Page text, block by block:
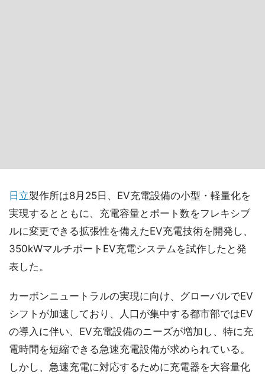
日立製作所は8月25日、EV充電設備の小型・軽量化を
実現するとともに、充電容量とポート数をフレキシブ
ルに変更できる拡張性を備えたEV充電技術を開発し、
350kWマルチポートEV充電システムを試作したと発
表した。
カーボンニュートラルの実現に向け、グローバルでEV
シフトが加速しており、人口が集中する都市部ではEV
の導入に伴い、EV充電設備のニーズが増加し、特に充
電時間を短縮できる急速充電設備が求められている。
しかし、急速充電に対応するために充電器を大容量化